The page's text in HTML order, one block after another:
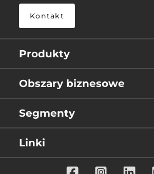
Kontakt
Produkty
Obszary biznesowe
Segmenty
Linki